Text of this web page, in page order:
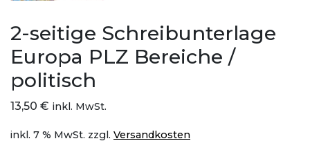
2-seitige Schreibunterlage
Europa PLZ Bereiche /
politisch
13,50 € inkl. MwSt.
inkl. 7 % MwSt. zzgl. Versandkosten